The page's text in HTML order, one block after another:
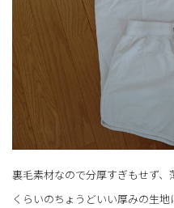
裏毛素材なので分厚すぎもせず
くらいのちょうどいい厚みの生地